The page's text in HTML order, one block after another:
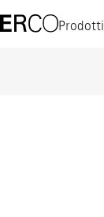
Prodotti